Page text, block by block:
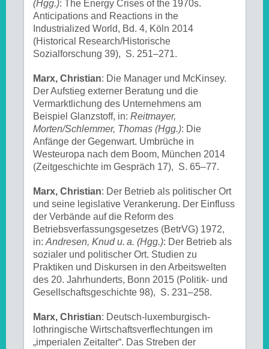
(Hgg.): The Energy Crises of the 1970s.
Anticipations and Reactions in the
Industrialized World, Bd. 4, Köln 2014
(Historical Research/Historische
Sozialforschung 39), S. 251–271.
Marx, Christian: Die Manager und McKinsey.
Der Aufstieg externer Beratung und die
Vermarktlichung des Unternehmens am
Beispiel Glanzstoff, in: Reitmayer,
Morten/Schlemmer, Thomas (Hgg.): Die
Anfänge der Gegenwart. Umbrüche in
Westeuropa nach dem Boom, München 2014
(Zeitgeschichte im Gespräch 17), S. 65–77.
Marx, Christian: Der Betrieb als politischer Ort
und seine legislative Verankerung. Der Einfluss
der Verbände auf die Reform des
Betriebsverfassungsgesetzes (BetrVG) 1972,
in: Andresen, Knud u. a. (Hgg.): Der Betrieb als
sozialer und politischer Ort. Studien zu
Praktiken und Diskursen in den Arbeitswelten
des 20. Jahrhunderts, Bonn 2015 (Politik- und
Gesellschaftsgeschichte 98), S. 231–258.
Marx, Christian: Deutsch-luxemburgisch-
lothringische Wirtschaftsverflechtungen im
„imperialen Zeitalter“. Das Streben der